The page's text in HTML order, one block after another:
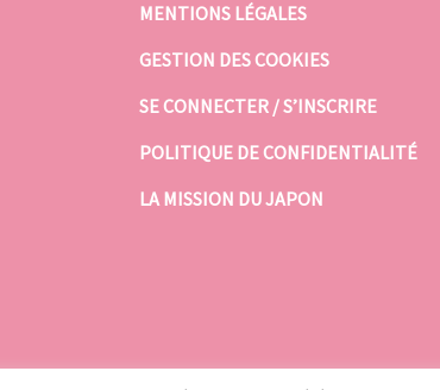
MENTIONS LÉGALES
GESTION DES COOKIES
SE CONNECTER / S’INSCRIRE
POLITIQUE DE CONFIDENTIALITÉ
LA MISSION DU JAPON